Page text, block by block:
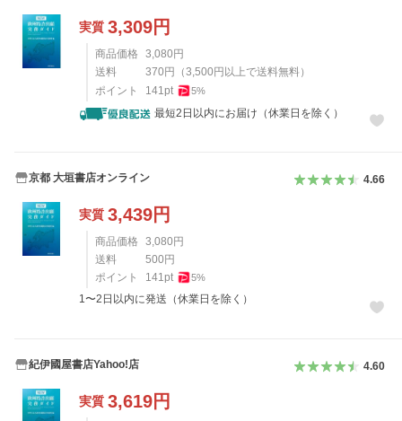
実質 3,309円
商品価格 3,080 円
送料
370 円 （3,500 円以上で送料無料）
ポイント
141pt 5%
最短2日以内にお届け（休業日を除く）
京都 大垣書店オンライン 4.66
実質 3,439円
商品価格 3,080 円
送料
500 円
ポイント
141pt 5%
1〜2日以内に発送（休業日を除く）
紀伊國屋書店Yahoo!店 4.60
実質 3,619円